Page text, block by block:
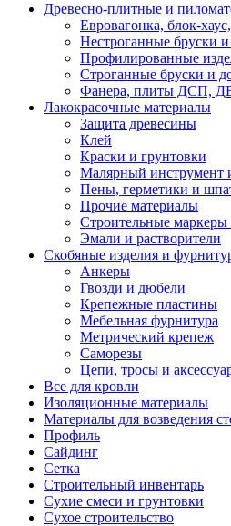
Древесно-плитные и
Евровагонка, блок-
Нестроганные бруски и
Профилированные
Строганные бруски и
Фанера, плиты ДСП,
Лакокрасочные материалы
Защита древесины
Клей
Краски и грунтовки
Малярный инструмент
Пены, герметики и
Прочие материалы
Строительные
Эмали и растворители
Скобяные изделия и
Анкеры
Гвозди и дюбели
Крепежные пластины
Мебельная фурнитура
Метрический крепеж
Саморезы
Цепи, тросы и
Все для кровли
Изоляционные материалы
Материалы для возведения
Профиль
Сайдинг
Сетка
Строительный инвентарь
Сухие смеси и грунтовки
Сухое строительство